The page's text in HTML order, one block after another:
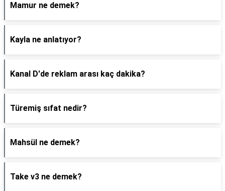
Mamur ne demek?
Kayla ne anlatıyor?
Kanal D'de reklam arası kaç dakika?
Türemiş sıfat nedir?
Mahsül ne demek?
Take v3 ne demek?